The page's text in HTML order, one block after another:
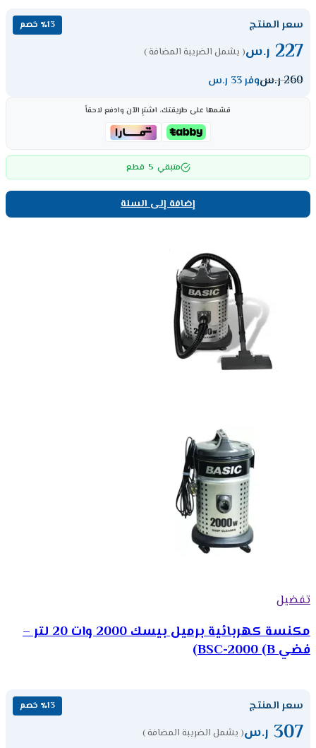
سعر المنتج ٪13 خصم
227 ر.س( يشمل الضريبة المضافة )
260ر.سوفر 33 ر.س
قسّمها على طريقتك، اشترِ الآن وادفع لاحقاً
متبقي 5 قطع
إضافة إلى السلة
تفضيل
مكنسة كهربائية برميل بيسك 2000 وات 20 لتر –
فضي BSC-2000 (B)
سعر المنتج ٪13 خصم
307 ر.س( يشمل الضريبة المضافة )